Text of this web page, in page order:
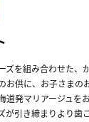
ズを組み合わせた、
お供に、お子さまの
道発マリアージュを
が引き締まりより歯